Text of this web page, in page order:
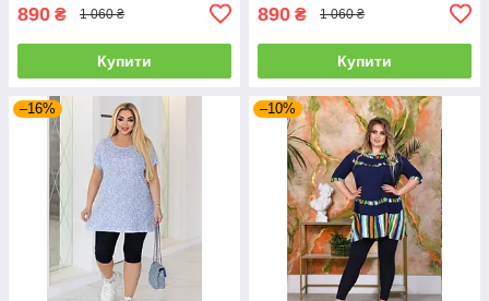
890 ₴ 1 060 ₴
Купити
890 ₴ 1 060 ₴
Купити
–16% –10%